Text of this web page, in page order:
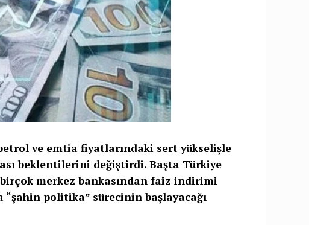
ve emtia fiyatlarındaki sert yükselişle
beklentilerini değiştirdi. Başta Türkiye
merkez bankasından faiz indirimi
politika” sürecinin başlayacağı